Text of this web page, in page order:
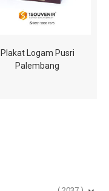
Plakat Logam Pusri
Palembang